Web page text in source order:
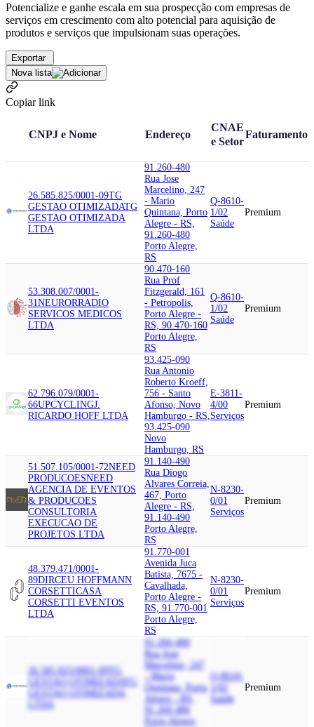
Potencialize e ganhe escala em sua prospecção com empresas de
serviços em crescimento com alto potencial para aquisição de
produtos e serviços que impulsionam suas operações.
Exportar
Nova lista
Copiar link
CNPJ e Nome Endereço
CNAE
e Setor
Faturamento
26.585.825/0001-09TG
GESTAO OTIMIZADATG
GESTAO OTIMIZADA
LTDA
91.260-480
Rua Jose
Marcelino, 247
- Mario
Quintana, Porto
Alegre - RS,
91.260-480
Porto Alegre,
RS
Q-8610-
1/02
Saúde
Premium
53.308.007/0001-
31 NEURORRADIO
SERVICOS MEDICOS
LTDA
90.470-160
Rua Prof
Fitzgerald, 161
- Petropolis,
Porto Alegre -
RS, 90.470-160
Porto Alegre,
RS
Q-8610-
1/02
Saúde
Premium
62.796.079/0001-
66UPCYCLINGJ.
RICARDO HOFF LTDA
93.425-090
Rua Antonio
Roberto Kroeff,
756 - Santo
Afonso, Novo
Hamburgo - RS,
93.425-090
Novo
Hamburgo, RS
E-3811-
4/00
Serviços
Premium
51.507.105/0001-72NEED
PRODUCOESNEED
AGENCIA DE EVENTOS
& PRODUCOES
CONSULTORIA
EXECUCAO DE
PROJETOS LTDA
91.140-490
Rua Diogo
Alvares Correia,
467, Porto
Alegre - RS,
91.140-490
Porto Alegre,
RS
N-8230-
0/01
Serviços
Premium
48.379.471/0001-
89DIRCEU HOFFMANN
CORSETTICASA
CORSETTI EVENTOS
LTDA
91.770-001
Avenida Juca
Batista, 7675 -
Cavalhada,
Porto Alegre -
RS, 91.770-001
Porto Alegre,
RS
N-8230-
0/01
Serviços
Premium
26.585.825/0001-09 TG
GESTAO OTIMIZADATG
GESTAO OTIMIZADA
91.260-480
Rua Jose
Marcelino, 247
- Mario
Quintana, Porto
Alegre - RS,
91.260-480
Porto Alegre,
Q-8610-
Saúde
Premium